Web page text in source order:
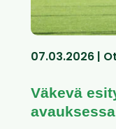
07.03.2026 |
Väkevä
avauksessa